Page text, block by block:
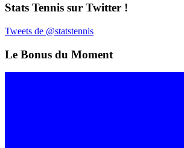
Stats Tennis sur Twitter !
Tweets de @statstennis
Le Bonus du Moment